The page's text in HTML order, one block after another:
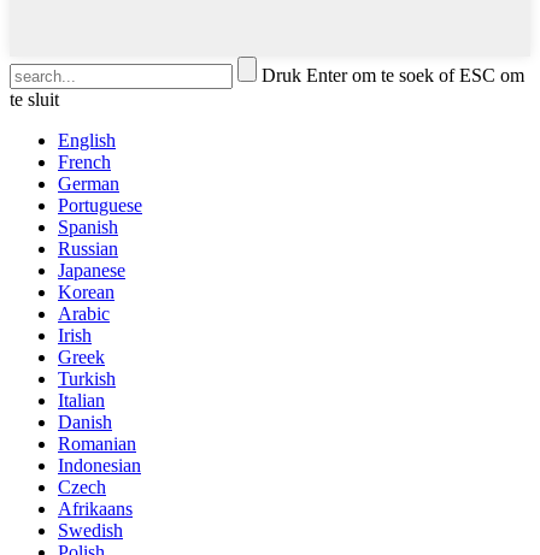
Druk Enter om te soek of ESC om
te sluit
English
French
German
Portuguese
Spanish
Russian
Japanese
Korean
Arabic
Irish
Greek
Turkish
Italian
Danish
Romanian
Indonesian
Czech
Afrikaans
Swedish